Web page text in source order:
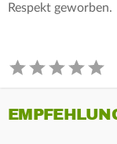
Respekt geworben.